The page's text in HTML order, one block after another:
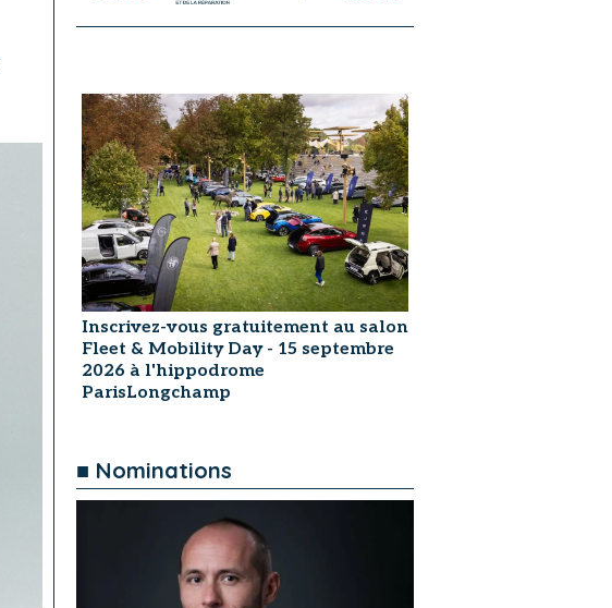
Inscrivez-vous gratuitement au salon
Fleet & Mobility Day - 15 septembre
2026 à l'hippodrome
ParisLongchamp
■ Nominations